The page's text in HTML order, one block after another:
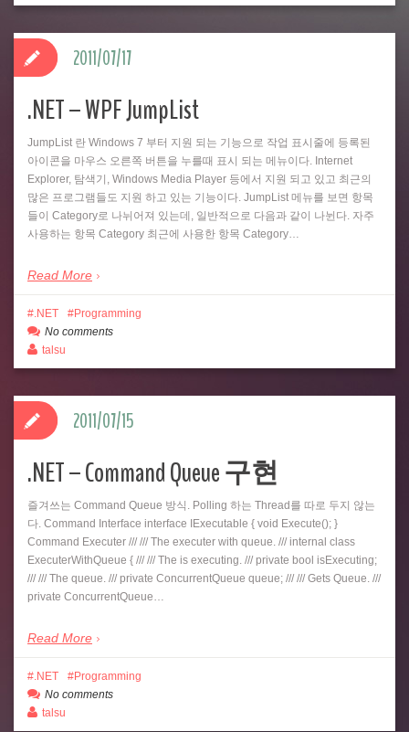
.NET – WPF JumpList
JumpList 란 Windows 7 부터 지원 되는 기능으로 작업 표시줄에 등록된
아이콘을 마우스 오른쪽 버튼을 누를때 표시 되는 메뉴이다. Internet
Explorer, 탐색기, Windows Media Player 등에서 지원 되고 있고 최근의
많은 프로그램들도 지원 하고 있는 기능이다. JumpList 메뉴를 보면 항목
들이 Category로 나뉘어져 있는데, 일반적으로 다음과 같이 나뉜다. 자주
사용하는 항목 Category 최근에 사용한 항목 Category…
Read More
2011/07/17
.NET
Programming
No comments
talsu
.NET – Command Queue 구현
즐겨쓰는 Command Queue 방식. Polling 하는 Thread를 따로 두지 않는
다. Command Interface interface IExecutable { void Execute(); }
Command Executer /// /// The executer with queue. /// internal class
ExecuterWithQueue { /// /// The is executing. /// private bool isExecuting;
/// /// The queue. /// private ConcurrentQueue queue; /// /// Gets Queue. ///
private ConcurrentQueue…
Read More
2011/07/15
.NET
Programming
No comments
talsu